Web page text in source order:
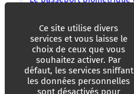
Ce site utilise divers
services et vous laisse le
choix de ceux que vous
souhaitez activer. Par
défaut, les services sniffant
les données personnelles
sont désactivés pour